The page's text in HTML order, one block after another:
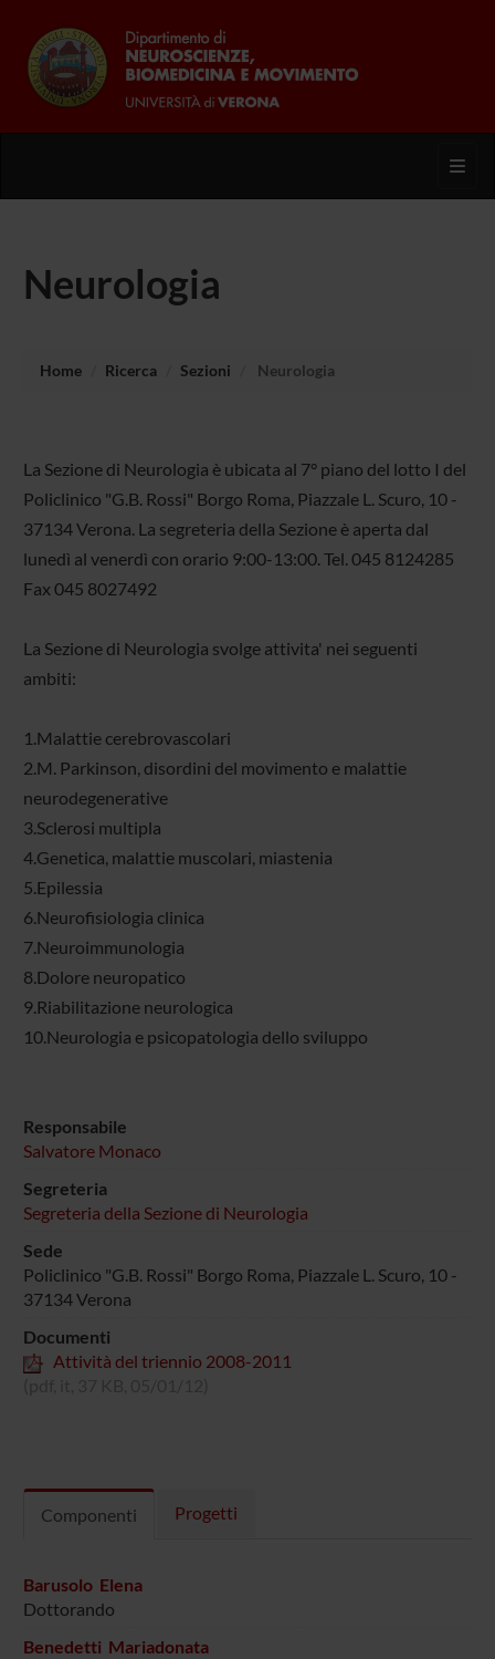
Neurologia
Home Ricerca Sezioni Neurologia
La Sezione di Neurologia è ubicata al 7° piano del lotto I del
Policlinico "G.B. Rossi" Borgo Roma, Piazzale L. Scuro, 10 -
37134 Verona. La segreteria della Sezione è aperta dal
lunedì al venerdì con orario 9:00-13:00. Tel. 045 8124285
Fax 045 8027492
La Sezione di Neurologia svolge attivita' nei seguenti
ambiti:
1.Malattie cerebrovascolari
2.M. Parkinson, disordini del movimento e malattie
neurodegenerative
3.Sclerosi multipla
4.Genetica, malattie muscolari, miastenia
5.Epilessia
6.Neurofisiologia clinica
7.Neuroimmunologia
8.Dolore neuropatico
9.Riabilitazione neurologica
10.Neurologia e psicopatologia dello sviluppo
Responsabile
Salvatore Monaco
Segreteria
Segreteria della Sezione di Neurologia
Sede
Policlinico "G.B. Rossi" Borgo Roma, Piazzale L. Scuro, 10 -
37134 Verona
Documenti
Attività del triennio 2008-2011
Componenti Progetti
Barusolo Elena
Dottorando
Benedetti Mariadonata